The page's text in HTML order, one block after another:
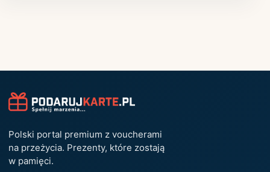
Polski portal premium z voucherami
na przeżycia. Prezenty, które zostają
w pamięci.